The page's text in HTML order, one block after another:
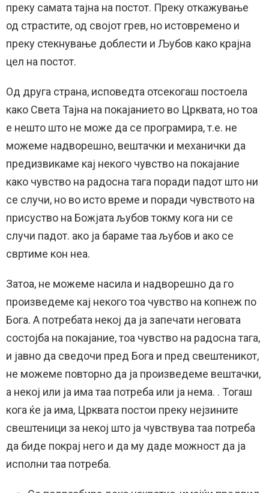
преку самата тајна на постот. Преку откажување
од страстите, од својот грев, но истовремено и
преку стекнување доблести и Љубов како крајна
цел на постот.
Од друга страна, исповедта отсекогаш постоела
како Света Тајна на покајанието во Црквата, но тоа
е нешто што не може да се програмира, т.е. не
можеме надворешно, вештачки и механички да
предизвикаме кај некого чувство на покајание
како чувство на радосна тага поради падот што ни
се случи, но во исто време и поради чувството на
присуство на Божјата љубов токму кога ни се
случи падот. ако ја бараме таа љубов и ако се
свртиме кон неа.
Затоа, не можеме насила и надворешно да го
произведеме кај некого тоа чувство на копнеж по
Бога. А потребата некој да ја запечати неговата
состојба на покајание, тоа чувство на радосна тага,
и јавно да сведочи пред Бога и пред свештеникот,
не можеме повторно да ја произведеме вештачки,
а некој или ја има таа потреба или ја нема. . Тогаш
кога ќе ја има, Црквата постои преку нејзините
свештеници за некој што ја чувствува таа потреба
да биде покрај него и да му даде можност да ја
исполни таа потреба.